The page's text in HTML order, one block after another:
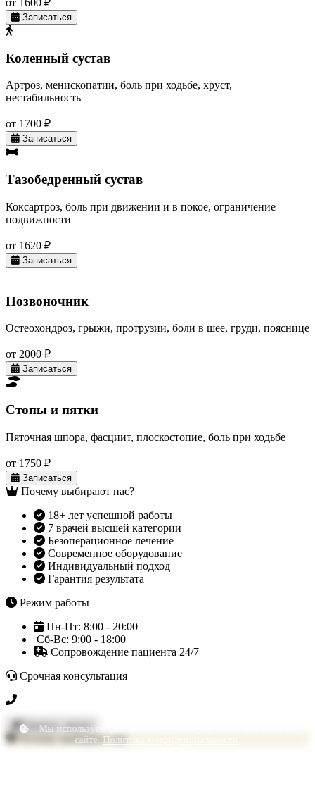
от 1600 ₽
Записаться
Коленный сустав
Артроз, менископатии, боль при ходьбе, хруст,
нестабильность
от 1700 ₽
Записаться
Тазобедренный сустав
Коксартроз, боль при движении и в покое, ограничение
подвижности
от 1620 ₽
Записаться
Позвоночник
Остеохондроз, грыжи, протрузии, боли в шее, груди, пояснице
от 2000 ₽
Записаться
Стопы и пятки
Пяточная шпора, фасциит, плоскостопие, боль при ходьбе
от 1750 ₽
Записаться
Почему выбирают нас?
18+ лет успешной работы
7 врачей высшей категории
Безоперационное лечение
Современное оборудование
Индивидуальный подход
Гарантия результата
Режим работы
Пн-Пт: 8:00 - 20:00
Сб-Вс: 9:00 - 18:00
Сопровождение пациента 24/7
Срочная консультация
Заказать звонок
Почему выбирают нас
Мы используем файлы cookie, чтобы улучшить ваш опыт на
сайте. Политика конфиденциальности